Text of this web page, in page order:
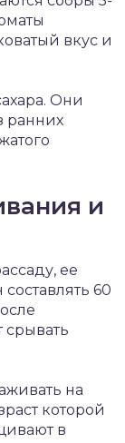
вкус и
Они
ранних
и
ее
60
срывать
на
которой
в